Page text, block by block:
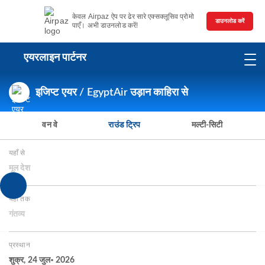
केवल Airpaz ऐप पर ढेर सारे एक्सक्लूसिव प्रोमो
पाएँ। अभी डाउनलोड करें!
डाउनलोड करें
एयरलाइन पार्टनर
इजिप्ट एयर / EgyptAir उड़ान काहिरा से
वन वे राउंड ट्रिप मल्टी-सिटी
यहाँ से
मूल देश
यहाँ तक
गंतव्य
प्रस्थान
शुक्र, 24 जुल॰ 2026